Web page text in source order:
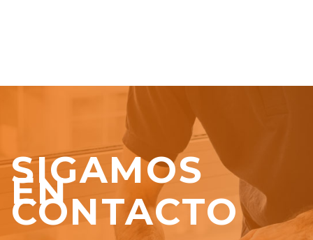
SIGAMOS
EN
CONTACTO